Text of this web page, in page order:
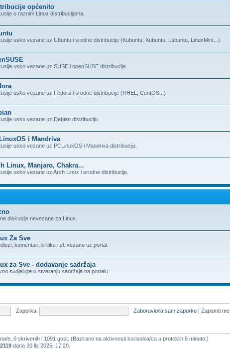
općenito
o raznim Linux distribucijama.
usko vezane uz Ubuntu i srodne distribucije (Kubuntu, Xubuntu, Lubuntu, LinuxMint...)
usko vezane uz SUSE i openSUSE distribucije.
usko vezane uz Fedora i srodne distribucije (RHEL, CentOS...)
usko vezane uz Debian distribuciju.
i Mandriva
usko vezane uz PCLinuxOS i Mandriva distribuciju.
Linux, Manjaro, Chakra...
usko vezane uz Arch Linux i srodne distribucije.
diskusije nevezane za Linux.
Za Sve
komentari, kritike i sl. vezano uz portal.
za Sve - dodavanje sadržaja
sudjelujte u stvaranju sadržaja na portalu.
Zaporka: Zaboravio/la sam zaporku | Zapamti me
e, 0 skrivenih i 1091 gost. (Bazirano na aktivnosti korisnika/ca u proteklih 5 minuta.)
dana 20 lis 2025, 17:20.